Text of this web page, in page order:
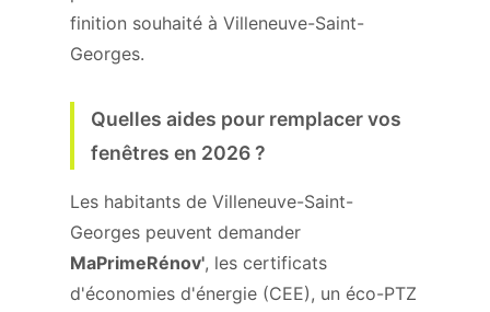
finition souhaité à Villeneuve-Saint-
Georges.
Quelles aides pour remplacer vos
fenêtres en 2026 ?
Les habitants de Villeneuve-Saint-
Georges peuvent demander
MaPrimeRénov', les certificats
d'économies d'énergie (CEE), un éco-PTZ